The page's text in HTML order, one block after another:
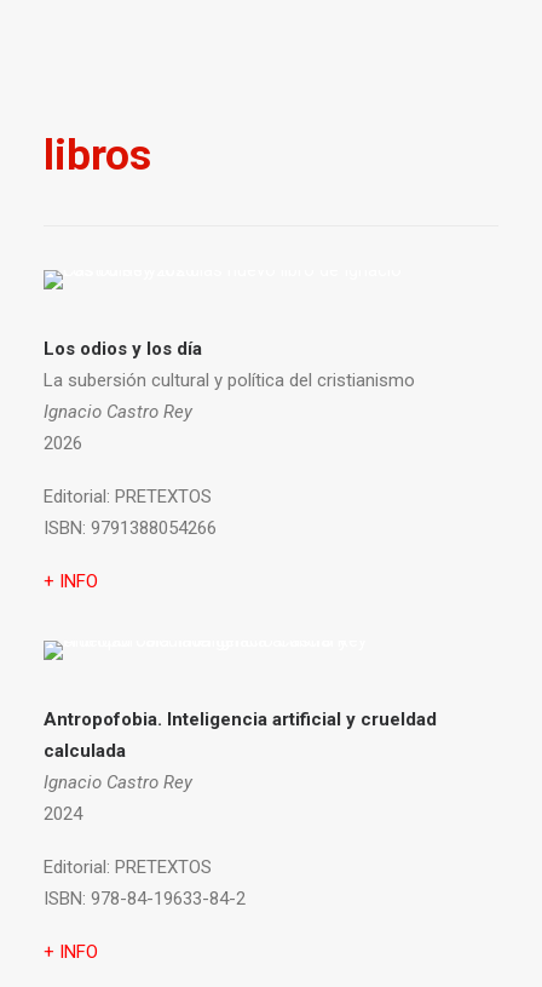
libros
Los odios y los día
La subersión cultural y política del cristianismo
Ignacio Castro Rey
2026
Editorial: PRETEXTOS
ISBN: 9791388054266
+ INFO
Antropofobia. Inteligencia artificial y crueldad
calculada
Ignacio Castro Rey
2024
Editorial: PRETEXTOS
ISBN: 978-84-19633-84-2
+ INFO